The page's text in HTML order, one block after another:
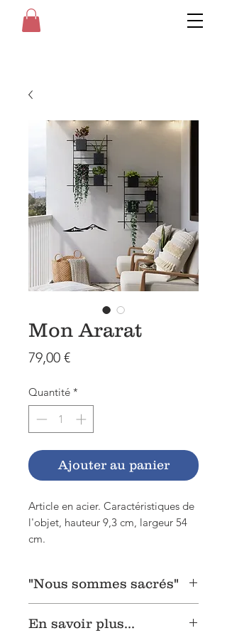
Mon Ararat
79,00 €Prix
Quantité *
Ajouter au panier
Article en acier. Caractéristiques de
l'objet, hauteur 9,3 cm, largeur 54
cm.
"Nous sommes sacrés"
sommet blanc comme ARARAT"
En savoir plus...